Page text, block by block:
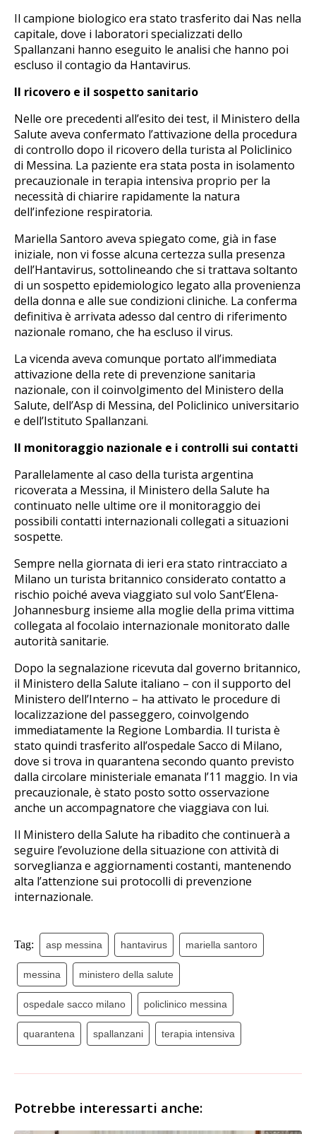
Il campione biologico era stato trasferito dai Nas nella
capitale, dove i laboratori specializzati dello
Spallanzani hanno eseguito le analisi che hanno poi
escluso il contagio da Hantavirus.
Il ricovero e il sospetto sanitario
Nelle ore precedenti all’esito dei test, il Ministero della
Salute aveva confermato l’attivazione della procedura
di controllo dopo il ricovero della turista al Policlinico
di Messina. La paziente era stata posta in isolamento
precauzionale in terapia intensiva proprio per la
necessità di chiarire rapidamente la natura
dell’infezione respiratoria.
Mariella Santoro aveva spiegato come, già in fase
iniziale, non vi fosse alcuna certezza sulla presenza
dell’Hantavirus, sottolineando che si trattava soltanto
di un sospetto epidemiologico legato alla provenienza
della donna e alle sue condizioni cliniche. La conferma
definitiva è arrivata adesso dal centro di riferimento
nazionale romano, che ha escluso il virus.
La vicenda aveva comunque portato all’immediata
attivazione della rete di prevenzione sanitaria
nazionale, con il coinvolgimento del Ministero della
Salute, dell’Asp di Messina, del Policlinico universitario
e dell’Istituto Spallanzani.
Il monitoraggio nazionale e i controlli sui contatti
Parallelamente al caso della turista argentina
ricoverata a Messina, il Ministero della Salute ha
continuato nelle ultime ore il monitoraggio dei
possibili contatti internazionali collegati a situazioni
sospette.
Sempre nella giornata di ieri era stato rintracciato a
Milano un turista britannico considerato contatto a
rischio poiché aveva viaggiato sul volo Sant’Elena-
Johannesburg insieme alla moglie della prima vittima
collegata al focolaio internazionale monitorato dalle
autorità sanitarie.
Dopo la segnalazione ricevuta dal governo britannico,
il Ministero della Salute italiano – con il supporto del
Ministero dell’Interno – ha attivato le procedure di
localizzazione del passeggero, coinvolgendo
immediatamente la Regione Lombardia. Il turista è
stato quindi trasferito all’ospedale Sacco di Milano,
dove si trova in quarantena secondo quanto previsto
dalla circolare ministeriale emanata l’11 maggio. In via
precauzionale, è stato posto sotto osservazione
anche un accompagnatore che viaggiava con lui.
Il Ministero della Salute ha ribadito che continuerà a
seguire l’evoluzione della situazione con attività di
sorveglianza e aggiornamenti costanti, mantenendo
alta l’attenzione sui protocolli di prevenzione
internazionale.
Tag: asp messina hantavirus mariella santoro
messina ministero della salute
ospedale sacco milano policlinico messina
quarantena spallanzani terapia intensiva
Potrebbe interessarti anche: